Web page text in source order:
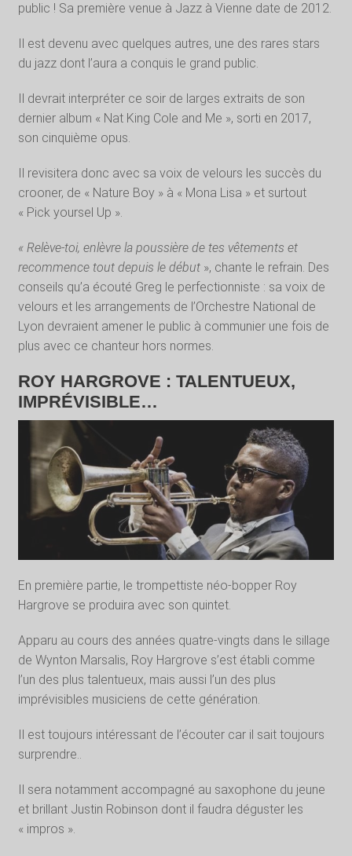
public ! Sa première venue à Jazz à Vienne date de 2012.
Il est devenu avec quelques autres, une des rares stars
du jazz dont l’aura a conquis le grand public.
Il devrait interpréter ce soir de larges extraits de son
dernier album « Nat King Cole and Me », sorti en 2017,
son cinquième opus.
Il revisitera donc avec sa voix de velours les succès du
crooner, de « Nature Boy » à « Mona Lisa » et surtout
« Pick yoursel Up ».
« Relève-toi, enlèvre la poussière de tes vêtements et
recommence tout depuis le début », chante le refrain. Des
conseils qu’a écouté Greg le perfectionniste : sa voix de
velours et les arrangements de l’Orchestre National de
Lyon devraient amener le public à communier une fois de
plus avec ce chanteur hors normes.
ROY HARGROVE : TALENTUEUX,
IMPRÉVISIBLE…
En première partie, le trompettiste néo-bopper Roy
Hargrove se produira avec son quintet.
Apparu au cours des années quatre-vingts dans le sillage
de Wynton Marsalis, Roy Hargrove s’est établi comme
l’un des plus talentueux, mais aussi l’un des plus
imprévisibles musiciens de cette génération.
Il est toujours intéressant de l’écouter car il sait toujours
surprendre..
Il sera notamment accompagné au saxophone du jeune
et brillant Justin Robinson dont il faudra déguster les
« impros ».